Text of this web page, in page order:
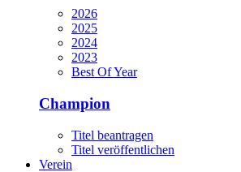
2026
2025
2024
2023
Best Of Year
Champion
Titel beantragen
Titel veröffentlichen
Verein